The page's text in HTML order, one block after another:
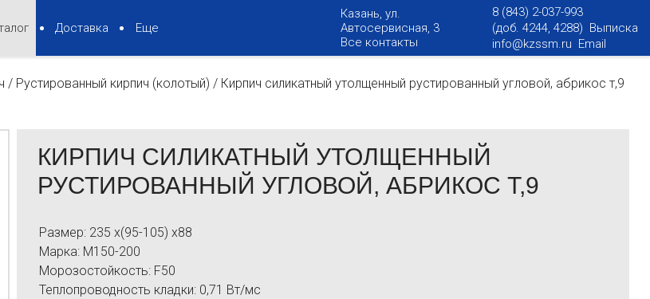
Доставка Еще
Казань, ул.
Автосервисная, 3
Все контакты
8 (843) 2-037-993
(доб. 4244, 4288) Выписка
info@kzssm.ru Email
/ Рустированный кирпич (колотый) / Кирпич силикатный утолщенный рустированный угловой, абрикос т,9
КИРПИЧ СИЛИКАТНЫЙ УТОЛЩЕННЫЙ
РУСТИРОВАННЫЙ УГЛОВОЙ, АБРИКОС Т,9
Размер: 235 x(95-105) x88
Марка: М150-200
Морозостойкость: F50
Теплопроводность кладки: 0,71 Вт/мс